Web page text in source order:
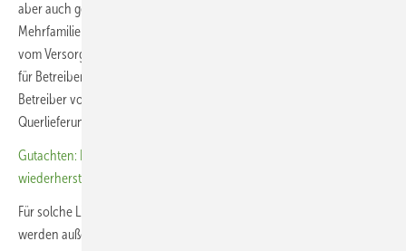
aber auch gemeinschaftliche Versorgungsanlagen auf
Mehrfamilienhäusern. Deren Betreiber können künftig in vielen Fällen
vom Versorgerstatus komplett ausgeklammert werden. Gleiches gelte
für Betreiber, die ausschließlich Strom zur Stromerzeugung an andere
Betreiber vor Ort liefern. Gemeint sind hier die sogenannten
Querlieferungen in Anlagenparks mit mehreren Betreibern.
Gutachten: Bundestag kann Rechtssicherheit für Kundenanlagen
wiederherstellen
Für solche Lieferungen und für den Eigenverbrauch von Solarstrom
werden außerdem keine Steuern fällig, ohne dass dazu wie bisher eine